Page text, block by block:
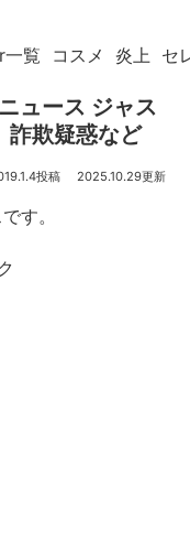
一覧 コスメ 炎上 セ
ュース ジャス
詐欺疑惑など
2025.10.29
す。